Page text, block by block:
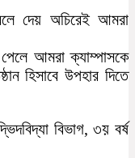
দেয় অচিরেই আমরা
আমরা ক্যাম্পাসকে
হিসাবে উপহার দিতে
বিভাগ, ৩য় বর্ষ